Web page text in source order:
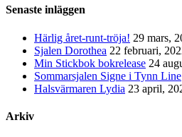
Senaste inläggen
Härlig året-runt-tröja! 29 mars,
Sjalen Dorothea 22 februari,
Min Stickbok bokrelease 24
Sommarsjalen Signe i Tynn Line
Halsvärmaren Lydia 23 april,
Arkiv